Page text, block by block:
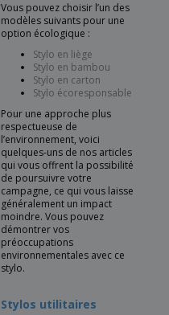
Vous pouvez choisir l’un des
modèles suivants pour une
option écologique :
Stylo en liège
Stylo en bambou
Stylo en carton
Stylo écoresponsable
Pour une approche plus
respectueuse de
l’environnement, voici
quelques-uns de nos articles
qui vous offrent la possibilité
de poursuivre votre
campagne, ce qui vous laisse
généralement un impact
moindre. Vous pouvez
démontrer vos
préoccupations
environnementales avec ce
stylo.
Stylos utilitaires